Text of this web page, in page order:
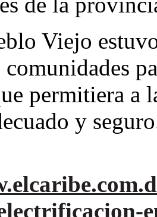
Viejo
comunidades
permitiera a
y